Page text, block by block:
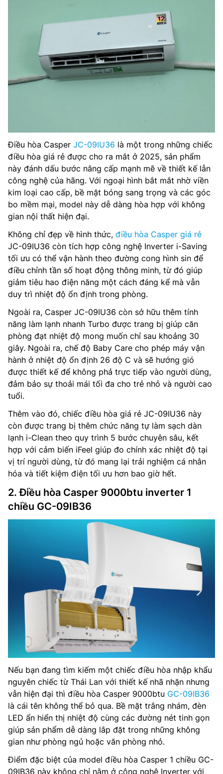
Điều hòa Casper JC-09IU36 là một trong những chiếc
điều hòa giá rẻ được cho ra mắt ở 2025, sản phẩm
này đánh dấu bước nâng cấp mạnh mẽ về thiết kế lẫn
công nghệ của hãng. Với ngoại hình bắt mắt nhờ viền
kim loại cao cấp, bề mặt bóng sang trọng và các góc
bo mềm mại, model này dễ dàng hòa hợp với không
gian nội thất hiện đại.
Không chỉ đẹp về hình thức, điều hòa Casper giá rẻ
JC-09IU36 còn tích hợp công nghệ Inverter i-Saving
tối ưu có thể vận hành theo đường cong hình sin để
điều chỉnh tần số hoạt động thông minh, từ đó giúp
giảm tiêu hao điện năng một cách đáng kể mà vẫn
duy trì nhiệt độ ổn định trong phòng.
Ngoài ra, Casper JC-09IU36 còn sở hữu thêm tính
năng làm lạnh nhanh Turbo được trang bị giúp căn
phòng đạt nhiệt độ mong muốn chỉ sau khoảng 30
giây. Ngoài ra, chế độ Baby Care cho phép máy vận
hành ở nhiệt độ ổn định 26 độ C và sẽ hướng gió
được thiết kế để không phả trực tiếp vào người dùng,
đảm bảo sự thoải mái tối đa cho trẻ nhỏ và người cao
tuổi.
Thêm vào đó, chiếc điều hòa giá rẻ JC-09IU36 này
còn được trang bị thêm chức năng tự làm sạch dàn
lạnh i-Clean theo quy trình 5 bước chuyên sâu, kết
hợp với cảm biến iFeel giúp đo chính xác nhiệt độ tại
vị trí người dùng, từ đó mang lại trải nghiệm cá nhân
hóa và tiết kiệm điện tối ưu hơn bao giờ hết.
2. Điều hòa Casper 9000btu inverter 1
chiều GC-09IB36
Nếu bạn đang tìm kiếm một chiếc điều hòa nhập khẩu
nguyên chiếc từ Thái Lan với thiết kế nhã nhặn nhưng
vẫn hiện đại thì điều hòa Casper 9000btu GC-09IB36
là cái tên không thể bỏ qua. Bề mặt trắng nhám, đèn
LED ẩn hiển thị nhiệt độ cùng các đường nét tinh gọn
giúp sản phẩm dễ dàng lắp đặt trong những không
gian như phòng ngủ hoặc văn phòng nhỏ.
Điểm đặc biệt của model điều hòa Casper 1 chiều GC-
09IB36 này không chỉ nằm ở công nghệ Inverter với